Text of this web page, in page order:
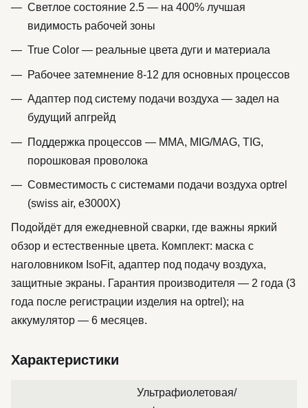
Светлое состояние 2.5 — на 400% лучшая
видимость рабочей зоны
True Color — реальные цвета дуги и материала
Рабочее затемнение 8-12 для основных процессов
Адаптер под систему подачи воздуха — задел на
будущий апгрейд
Поддержка процессов — MMA, MIG/MAG, TIG,
порошковая проволока
Совместимость с системами подачи воздуха optrel
(swiss air, e3000X)
Подойдёт для ежедневной сварки, где важны яркий
обзор и естественные цвета. Комплект: маска с
наголовником IsoFit, адаптер под подачу воздуха,
защитные экраны. Гарантия производителя — 2 года (3
года после регистрации изделия на optrel); на
аккумулятор — 6 месяцев.
Характеристики
Ультрафиолетовая/